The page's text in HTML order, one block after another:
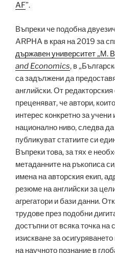
AF”.
Въпреки че подобна
ARPHA в края на 2019 за
държавен университет „М.
and Economics, в
са задължени да
английски. От
преценяват, че автори,
интерес конкретно за
национално ниво, следва
публикуват статиите си
Въпреки това, за тях е
метаданните на ръкописа
имена на авторския екип,
резюме на английски за
агрегатори и бази данни.
трудове през подобни
достъпни от всяка точка
изискване за
на научното познание в